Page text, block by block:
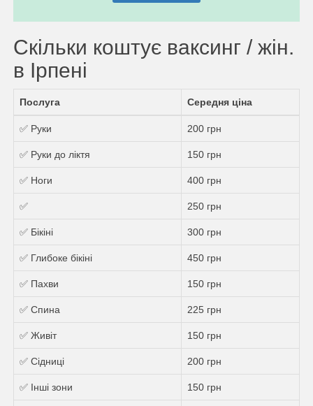
Скільки коштує ваксинг / жін.
в Ірпені
Послуга Середня ціна
✅ Руки 200 грн
✅ Руки до ліктя 150 грн
✅ Ноги 400 грн
✅ 250 грн
✅ Бікіні 300 грн
✅ Глибоке бікіні 450 грн
✅ Пахви 150 грн
✅ Спина 225 грн
✅ Живіт 150 грн
✅ Сідниці 200 грн
✅ Інші зони 150 грн